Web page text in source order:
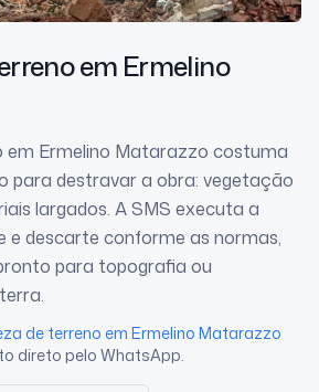
em Ermelino
em Ermelino Matarazzo costuma
para destravar a obra: vegetação
largados. A SMS executa a
e descarte conforme as normas,
para topografia ou
de terreno em Ermelino Matarazzo
direto pelo WhatsApp.